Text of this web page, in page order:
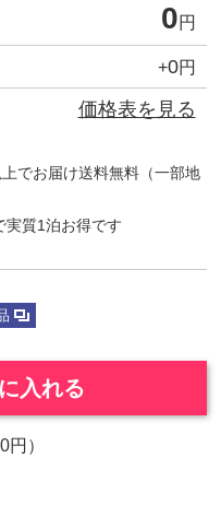
0円
+0円
価格表を見る
でお届け送料無料（一部地
実質1泊お得です
入れる
）